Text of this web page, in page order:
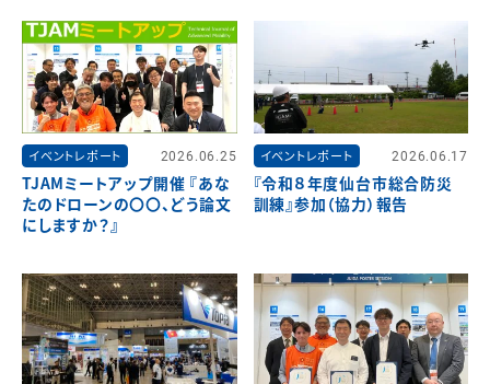
イベントレポート 2026.06.25
TJAMミートアップ開催 『あな
たのドローンの〇〇、どう論文
にしますか？』
イベントレポート 2026.06.17
『令和８年度仙台市総合防災
訓練』参加（協力）報告